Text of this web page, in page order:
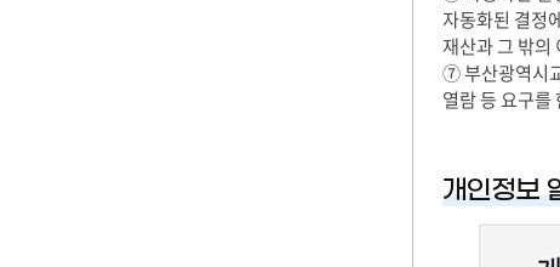
자동화된 결정
재산과 그 밖의
⑦ 부산광역시
열람 등 요구를
개인정보